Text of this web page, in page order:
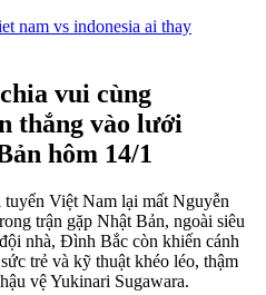
vui cùng
thắng vào lưới
hôm 14/1
Việt Nam lại mất Nguyễn
trận gặp Nhật Bản, ngoài siêu
nhà, Đình Bắc còn khiến cánh
trẻ và kỹ thuật khéo léo, thậm
vệ Yukinari Sugawara.